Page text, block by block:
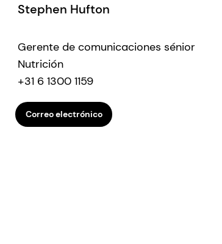
Stephen Hufton
Gerente de comunicaciones sénior
Nutrición
+31 6 1300 1159
Correo electrónico